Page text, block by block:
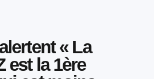
« La
est la 1ère